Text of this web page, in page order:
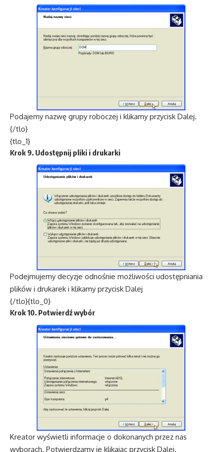
Podajemy nazwę grupy roboczej i klikamy przycisk Dalej.
{/tlo}
{tlo_1}
Krok 9. Udostępnij pliki i drukarki
Podejmujemy decyzje odnośnie możliwości udostępniania
plików i drukarek i klikamy przycisk Dalej
{/tlo}{tlo_0}
Krok 10. Potwierdź wybór
Kreator wyświetli informacje o dokonanych przez nas
wyborach. Potwierdzamy je klikając przycisk Dalej.